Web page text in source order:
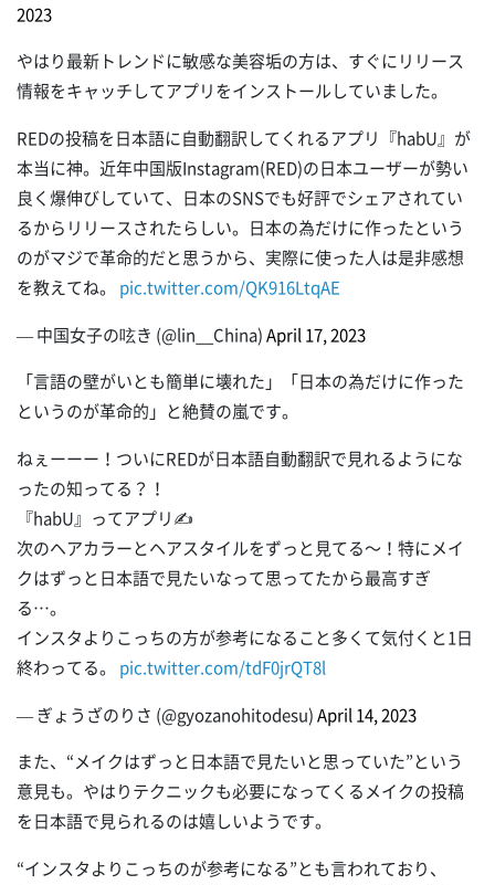
2023
やはり最新トレンドに敏感な美容垢の方は、すぐにリリース
情報をキャッチしてアプリをインストールしていました。
REDの投稿を日本語に自動翻訳してくれるアプリ『habU』が
本当に神。近年中国版Instagram(RED)の日本ユーザーが勢い
良く爆伸びしていて、日本のSNSでも好評でシェアされてい
るからリリースされたらしい。日本の為だけに作ったという
のがマジで革命的だと思うから、実際に使った人は是非感想
を教えてね。 pic.twitter.com/QK916LtqAE
— 中国女子の呟き (@lin__China)April 17, 2023
「言語の壁がいとも簡単に壊れた」「日本の為だけに作った
というのが革命的」と絶賛の嵐です。
ねぇーーー！ついにREDが日本語自動翻訳で見れるようにな
ったの知ってる？！
『habU』ってアプリ✍️
次のヘアカラーとヘアスタイルをずっと見てる～！特にメイ
クはずっと日本語で見たいなって思ってたから最高すぎ
る…。
インスタよりこっちの方が参考になること多くて気付くと1日
終わってる。 pic.twitter.com/tdF0jrQT8l
— ぎょうざのりさ (@gyozanohitodesu)April 14, 2023
また、“メイクはずっと日本語で見たいと思っていた”という
意見も。やはりテクニックも必要になってくるメイクの投稿
を日本語で見られるのは嬉しいようです。
“インスタよりこっちのが参考になる”とも言われており、